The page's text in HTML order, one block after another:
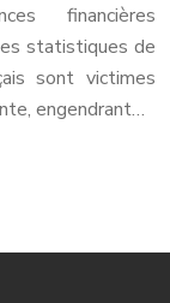
financières
statistiques de
sont victimes
engendrant…